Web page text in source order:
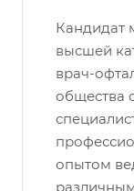
Кандидат
высшей
врач-
общества
опытом